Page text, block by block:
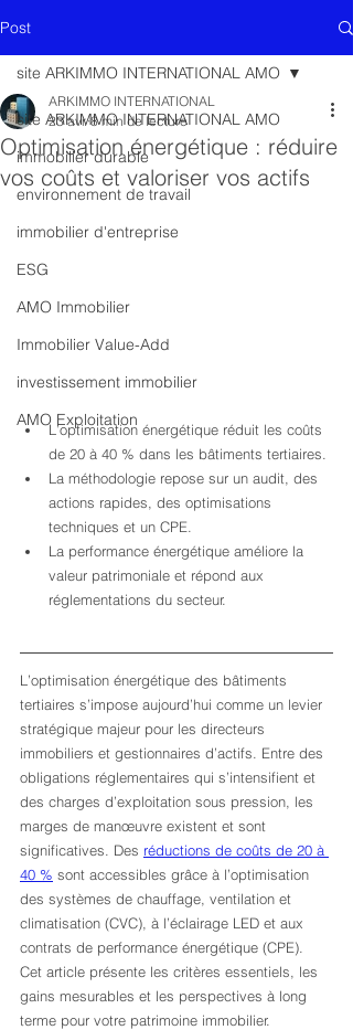
Post
site ARKIMMO INTERNATIONAL AMO
immobilier durable
environnement de travail
immobilier d'entreprise
ESG
AMO Immobilier
Immobilier Value-Add
investissement immobilier
AMO Exploitation
site ARKIMMO INTERNATIONAL AMO
Optimisation énergétique : réduire
vos coûts et valoriser vos actifs
ARKIMMO INTERNATIONAL
23 avr. 8 min de lecture
L’optimisation énergétique réduit les coûts
de 20 à 40 % dans les bâtiments tertiaires.
La méthodologie repose sur un audit, des
actions rapides, des optimisations
techniques et un CPE.
La performance énergétique améliore la
valeur patrimoniale et répond aux
réglementations du secteur.
L’optimisation énergétique des bâtiments
tertiaires s’impose aujourd’hui comme un levier
stratégique majeur pour les directeurs
immobiliers et gestionnaires d’actifs. Entre des
obligations réglementaires qui s’intensifient et
des charges d’exploitation sous pression, les
marges de manœuvre existent et sont
significatives. Des réductions de coûts de 20 à
40 % sont accessibles grâce à l’optimisation
des systèmes de chauffage, ventilation et
climatisation (CVC), à l’éclairage LED et aux
contrats de performance énergétique (CPE).
Cet article présente les critères essentiels, les
gains mesurables et les perspectives à long
terme pour votre patrimoine immobilier.